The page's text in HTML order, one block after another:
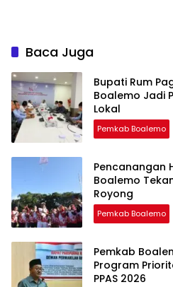
Baca Juga
Bupati Rum
Boalemo Jadi
Lokal
Pemkab Boalemo
Pencanangan
Boalemo
Royong
Pemkab Boalemo
Pemkab
Program
PPAS 2026